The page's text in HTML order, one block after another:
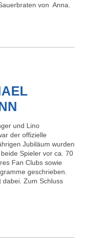
von Anna.
und Lino
der offizielle
Jubiläum wurden
Spieler vor ca. 70
Fan Clubs sowie
geschrieben.
dabei. Zum Schluss